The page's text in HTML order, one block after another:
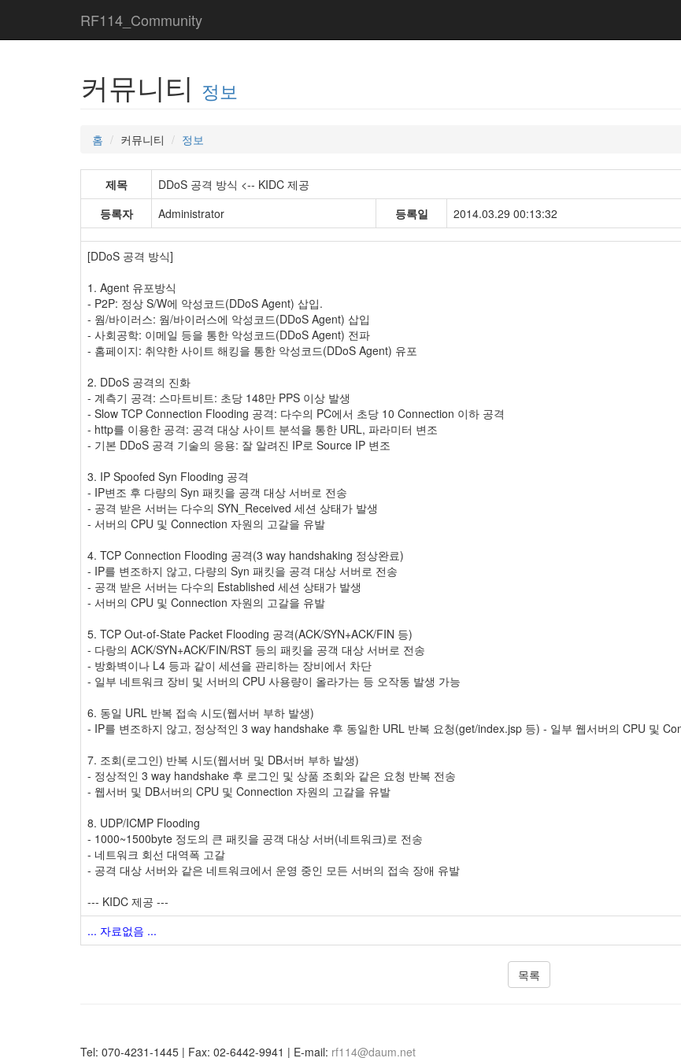
RF114_Community
커뮤니티 정보
홈 커뮤니티 정보
제목
DDoS 공격 방식 <-- KIDC 제공
등록자
Administrator 등록일 2014.03.29 00:13:32
[DDoS 공격 방식]
1. Agent 유포방식
- P2P: 정상 S/W에 악성코드(DDoS Agent) 삽입.
- 웜/바이러스: 웜/바이러스에 악성코드(DDoS Agent) 삽입
- 사회공학: 이메일 등을 통한 악성코드(DDoS Agent) 전파
- 홈페이지: 취약한 사이트 해킹을 통한 악성코드(DDoS Agent) 유포
2. DDoS 공격의 진화
- 계측기 공격: 스마트비트: 초당 148만 PPS 이상 발생
- Slow TCP Connection Flooding 공격: 다수의 PC에서 초당 10 Connection 이하 공격
- http를 이용한 공격: 공격 대상 사이트 분석을 통한 URL, 파라미터 변조
- 기본 DDoS 공격 기술의 응용: 잘 알려진 IP로 Source IP 변조
3. IP Spoofed Syn Flooding 공격
- IP변조 후 다량의 Syn 패킷을 공객 대상 서버로 전송
- 공격 받은 서버는 다수의 SYN_Received 세션 상태가 발생
- 서버의 CPU 및 Connection 자원의 고갈을 유발
4. TCP Connection Flooding 공격(3 way handshaking 정상완료)
- IP를 변조하지 않고, 다량의 Syn 패킷을 공격 대상 서버로 전송
- 공객 받은 서버는 다수의 Established 세션 상태가 발생
- 서버의 CPU 및 Connection 자원의 고갈을 유발
5. TCP Out-of-State Packet Flooding 공격(ACK/SYN+ACK/FIN 등)
- 다랑의 ACK/SYN+ACK/FIN/RST 등의 패킷을 공객 대상 서버로 전송
- 방화벽이나 L4 등과 같이 세션을 관리하는 장비에서 차단
- 일부 네트워크 장비 및 서버의 CPU 사용량이 올라가는 등 오작동 발생 가능
6. 동일 URL 반복 접속 시도(웹서버 부하 발생)
- IP를 변조하지 않고, 정상적인 3 way handshake 후 동일한 URL 반복 요청(get/index.jsp 등) - 일부 웹서버의 CPU 및
7. 조회(로그인) 반복 시도(웹서버 및 DB서버 부하 발생)
- 정상적인 3 way handshake 후 로그인 및 상품 조회와 같은 요청 반복 전송
- 웹서버 및 DB서버의 CPU 및 Connection 자원의 고갈을 유발
8. UDP/ICMP Flooding
- 1000~1500byte 정도의 큰 패킷을 공객 대상 서버(네트워크)로 전송
- 네트워크 회선 대역폭 고갈
- 공격 대상 서버와 같은 네트워크에서 운영 중인 모든 서버의 접속 장애 유발
--- KIDC 제공 ---
... 자료없음 ...
목록
Tel: 070-4231-1445 | Fax: 02-6442-9941 | E-mail: rf114@daum.net